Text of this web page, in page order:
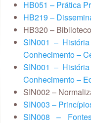
HB051 – Prática
HB219 –
HB320 –
SIN001 –
Conhecimento –
SIN001 –
Conhecimento –
SIN002 –
SIN003 –
SIN008 –